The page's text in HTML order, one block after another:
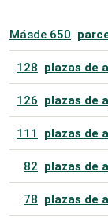
Másde 650
128 plazas de
126 plazas de
111 plazas de
82 plazas de
78 plazas de